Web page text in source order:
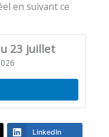
en suivant ce
23 juillet
LinkedIn